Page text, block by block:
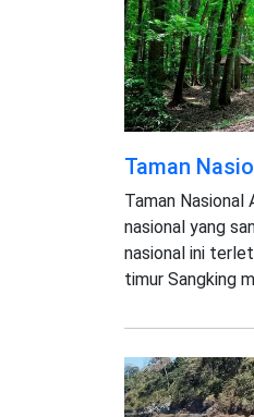
Taman
Taman Nasional
nasional yang
nasional ini
timur Sangking